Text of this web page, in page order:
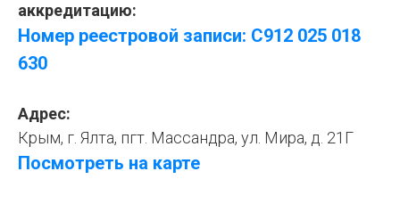
аккредитацию:
Номер реестровой записи: С912 025 018
630
Адрес:
Крым, г. Ялта, пгт. Массандра, ул. Мира, д. 21Г
Посмотреть на карте